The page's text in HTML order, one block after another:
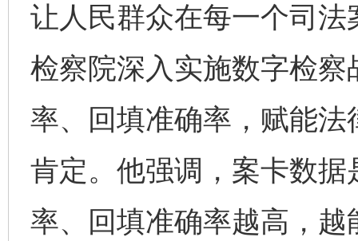
让人民群众在每一个司
检察院深入实施数字检
率、回填准确率，赋能
肯定。他强调，案卡数
率、回填准确率越高，